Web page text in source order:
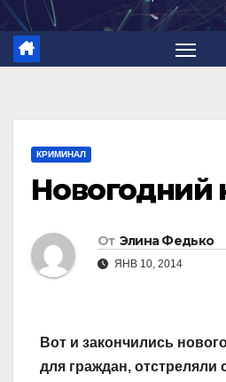
КРИМИНАЛ
Новогодний
От Элина Федько
ЯНВ 10, 2014
Вот и закончились
для граждан, отстреляли